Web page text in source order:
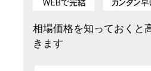
相場価格を知っておくと
きます